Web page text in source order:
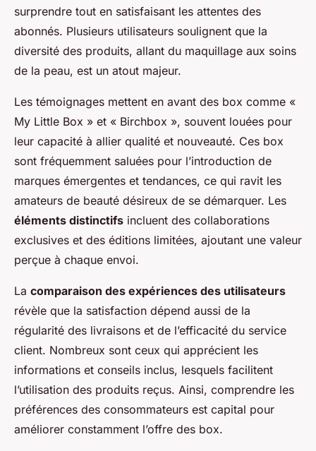
surprendre tout en satisfaisant les attentes des
abonnés. Plusieurs utilisateurs soulignent que la
diversité des produits, allant du maquillage aux soins
de la peau, est un atout majeur.
Les témoignages mettent en avant des box comme «
My Little Box » et « Birchbox », souvent louées pour
leur capacité à allier qualité et nouveauté. Ces box
sont fréquemment saluées pour l’introduction de
marques émergentes et tendances, ce qui ravit les
amateurs de beauté désireux de se démarquer. Les
éléments distinctifs incluent des collaborations
exclusives et des éditions limitées, ajoutant une valeur
perçue à chaque envoi.
La comparaison des expériences des utilisateurs
révèle que la satisfaction dépend aussi de la
régularité des livraisons et de l’efficacité du service
client. Nombreux sont ceux qui apprécient les
informations et conseils inclus, lesquels facilitent
l’utilisation des produits reçus. Ainsi, comprendre les
préférences des consommateurs est capital pour
améliorer constamment l’offre des box.